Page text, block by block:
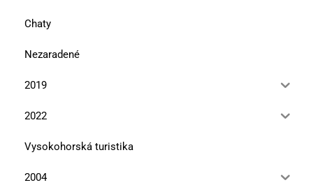
Chaty
Nezaradené
2019
2022
Vysokohorská turistika
2004